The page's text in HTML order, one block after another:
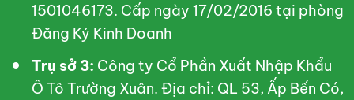
1501046173. Cấp ngày 17/02/2016 tại phòng
Đăng Ký Kinh Doanh
Trụ sở 3: Công ty Cổ Phần Xuất Nhập Khẩu
Ô Tô Trường Xuân. Địa chỉ: QL 53, Ấp Bến Có,